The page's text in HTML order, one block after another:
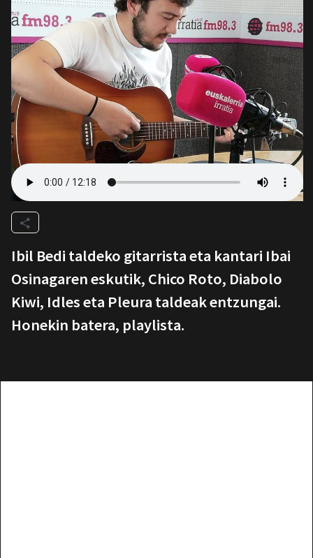
Ibil Bedi taldeko gitarrista eta kantari Ibai
Osinagaren eskutik, Chico Roto, Diabolo
Kiwi, Idles eta Pleura taldeak entzungai.
Honekin batera, playlista.